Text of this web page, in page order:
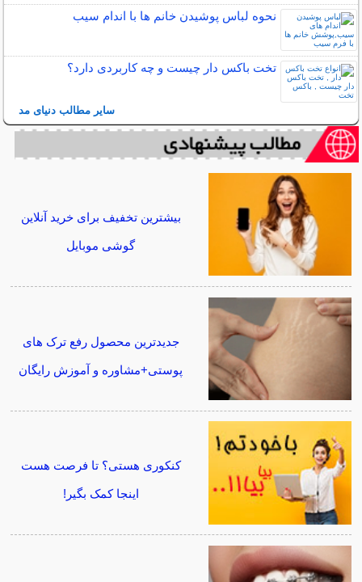
نحوه لباس پوشیدن خانم ها با اندام سیب
تخت باکس دار چیست و چه کاربردی دارد؟
سایر مطالب دنیای مد
بیشترین تخفیف برای خرید آنلاین
گوشی موبایل
جدیدترین محصول رفع ترک های
پوستی+مشاوره و آموزش رایگان
کنکوری هستی؟ تا فرصت هست
اینجا کمک بگیر!